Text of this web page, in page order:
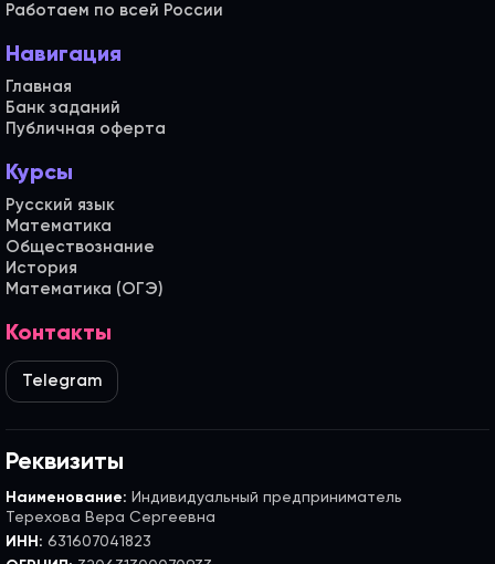
Работаем по всей России
Навигация
Главная
Банк заданий
Публичная оферта
Курсы
Русский язык
Математика
Обществознание
История
Математика (ОГЭ)
Контакты
Telegram
Реквизиты
Наименование: Индивидуальный предприниматель
Терехова Вера Сергеевна
ИНН: 631607041823